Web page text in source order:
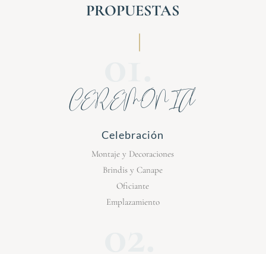
PROPUESTAS
CEREMONIA
Celebración
Montaje y Decoraciones
Brindis y Canape
Oficiante
Emplazamiento